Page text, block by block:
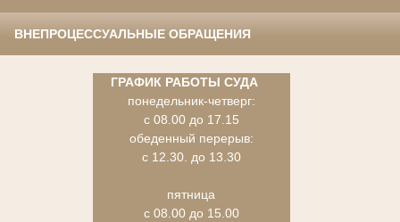
ВНЕПРОЦЕССУАЛЬНЫЕ ОБРАЩЕНИЯ
ГРАФИК РАБОТЫ СУДА
понедельник-четверг:
с 08.00 до 17.15
обеденный перерыв:
с 12.30. до 13.30
пятница
с 08.00 до 15.00